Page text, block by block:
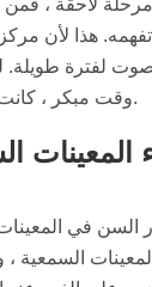
لاحقة ،
هذا لأن
لفترة طويلة.
وقت مبكر ، كانت فعالية السماعات أفضل.
السن في
المعينات السمعية